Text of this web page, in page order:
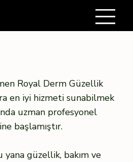
Royal Derm Güzellik
en iyi hizmeti sunabilmek
uzman profesyonel
başlamıştır.
güzellik, bakım ve